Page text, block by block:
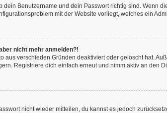
dein Benutzername und dein Passwort richtig sind. Wenn
mit der Website vorliegt, welches ein
nicht mehr anmelden?!
aus verschieden Gründen deaktiviert oder gelöscht hat.
Registriere dich einfach erneut und nimm aktiv an den
nicht wieder mitteilen, du kannst es jedoch